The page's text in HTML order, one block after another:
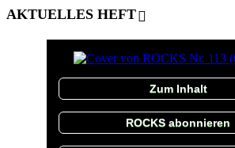
AKTUELLES HEFT
Zum Inhalt
ROCKS abonnieren